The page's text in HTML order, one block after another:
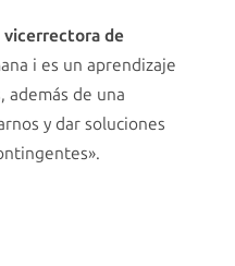
vicerrectora de
i es un aprendizaje
además de una
y dar soluciones